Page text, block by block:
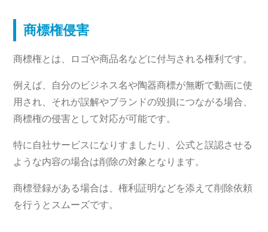
商標権侵害
商標権とは、ロゴや商品名などに付与される権利です。
例えば、自分のビジネス名や陶器商標が無断で動画に使
用され、それが誤解やブランドの毀損につながる場合、
商標権の侵害として対応が可能です。
特に自社サービスになりすましたり、公式と誤認させる
ような内容の場合は削除の対象となります。
商標登録がある場合は、権利証明などを添えて削除依頼
を行うとスムーズです。